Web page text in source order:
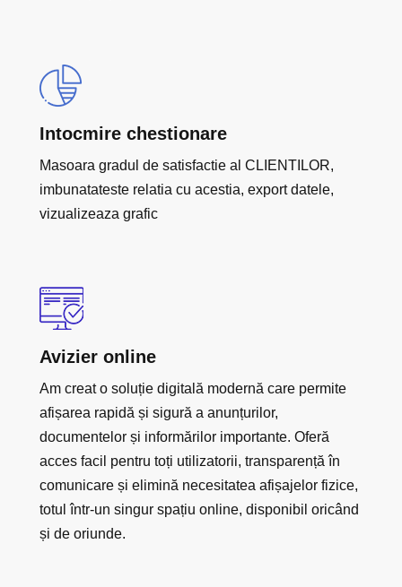
Intocmire chestionare
Masoara gradul de satisfactie al CLIENTILOR,
imbunatateste relatia cu acestia, export datele,
vizualizeaza grafic
Avizier online
Am creat o soluție digitală modernă care permite
afișarea rapidă și sigură a anunțurilor,
documentelor și informărilor importante. Oferă
acces facil pentru toți utilizatorii, transparență în
comunicare și elimină necesitatea afișajelor fizice,
totul într-un singur spațiu online, disponibil oricând
și de oriunde.